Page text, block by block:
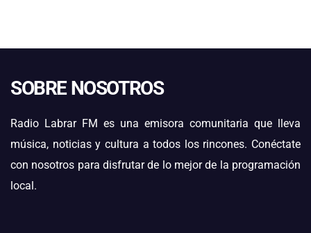
SOBRE NOSOTROS
Radio Labrar FM es una emisora comunitaria que lleva
música, noticias y cultura a todos los rincones. Conéctate
con nosotros para disfrutar de lo mejor de la programación
local.